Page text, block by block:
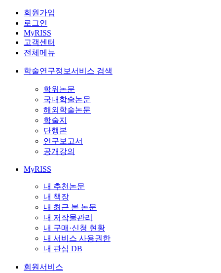
회원가입
로그인
MyRISS
고객센터
전체메뉴
학술연구정보서비스 검색
학위논문
국내학술논문
해외학술논문
학술지
단행본
연구보고서
공개강의
MyRISS
내 추천논문
내 책장
내 최근 본 논문
내 저작물관리
내 구매·신청 현황
내 서비스 사용권한
내 관심 DB
회원서비스